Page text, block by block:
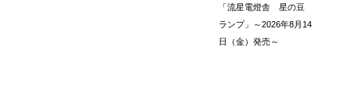
「流星電燈舎 星の豆
ランプ」～2026年8月14
日（金）発売～